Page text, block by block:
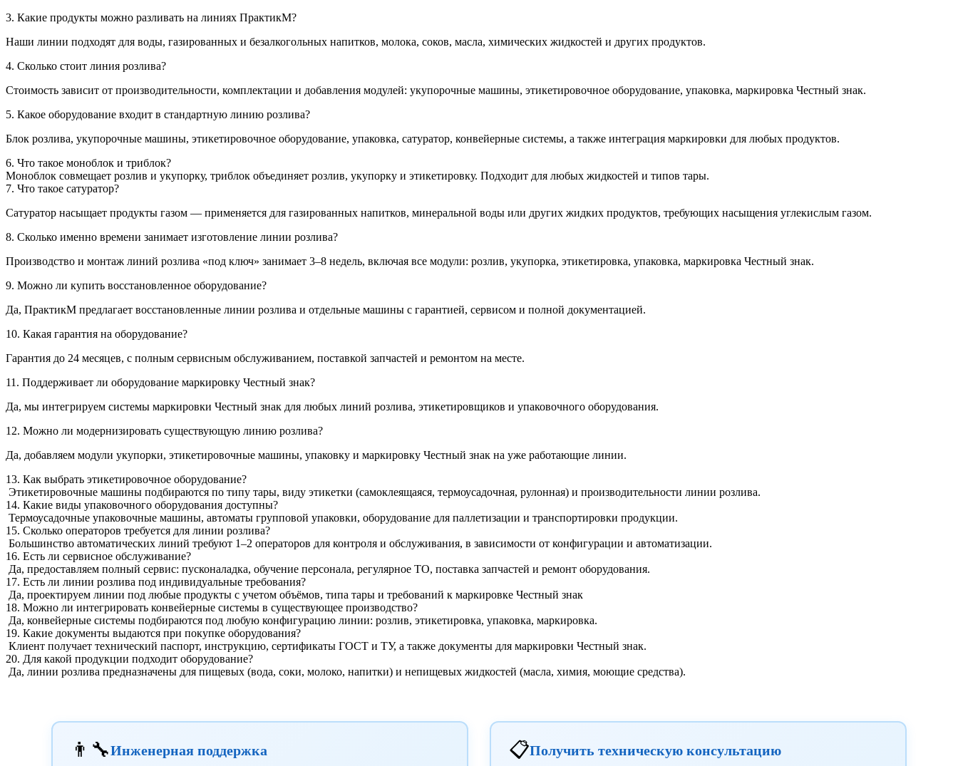
3. Какие продукты можно разливать на линиях ПрактикМ?
Наши линии подходят для воды, газированных и безалкогольных напитков, молока, соков, масла, химических жидкостей и других продуктов.
4. Сколько стоит линия розлива?
Стоимость зависит от производительности, комплектации и добавления модулей: укупорочные машины, этикетировочное оборудование, упаковка, маркировка Честный знак.
5. Какое оборудование входит в стандартную линию розлива?
Блок розлива, укупорочные машины, этикетировочное оборудование, упаковка, сатуратор, конвейерные системы, а также интеграция маркировки для любых продуктов.
6. Что такое моноблок и триблок?
Моноблок совмещает розлив и укупорку, триблок объединяет розлив, укупорку и этикетировку. Подходит для любых жидкостей и типов тары.
7. Что такое сатуратор?
Сатуратор насыщает продукты газом — применяется для газированных напитков, минеральной воды или других жидких продуктов, требующих насыщения углекислым газом.
8. Сколько именно времени занимает изготовление линии розлива?
Производство и монтаж линий розлива «под ключ» занимает 3–8 недель, включая все модули: розлив, укупорка, этикетировка, упаковка, маркировка Честный знак.
9. Можно ли купить восстановленное оборудование?
Да, ПрактикМ предлагает восстановленные линии розлива и отдельные машины с гарантией, сервисом и полной документацией.
10. Какая гарантия на оборудование?
Гарантия до 24 месяцев, с полным сервисным обслуживанием, поставкой запчастей и ремонтом на месте.
11. Поддерживает ли оборудование маркировку Честный знак?
Да, мы интегрируем системы маркировки Честный знак для любых линий розлива, этикетировщиков и упаковочного оборудования.
12. Можно ли модернизировать существующую линию розлива?
Да, добавляем модули укупорки, этикетировочные машины, упаковку и маркировку Честный знак на уже работающие линии.
13. Как выбрать этикетировочное оборудование?
Этикетировочные машины подбираются по типу тары, виду этикетки (самоклеящаяся, термоусадочная, рулонная) и производительности линии розлива.
14. Какие виды упаковочного оборудования доступны?
Термоусадочные упаковочные машины, автоматы групповой упаковки, оборудование для паллетизации и транспортировки продукции.
15. Сколько операторов требуется для линии розлива?
Большинство автоматических линий требуют 1–2 операторов для контроля и обслуживания, в зависимости от конфигурации и автоматизации.
16. Есть ли сервисное обслуживание?
Да, предоставляем полный сервис: пусконаладка, обучение персонала, регулярное ТО, поставка запчастей и ремонт оборудования.
17. Есть ли линии розлива под индивидуальные требования?
Да, проектируем линии под любые продукты с учетом объёмов, типа тары и требований к маркировке Честный знак
18. Можно ли интегрировать конвейерные системы в существующее производство?
Да, конвейерные системы подбираются под любую конфигурацию линии: розлив, этикетировка, упаковка, маркировка.
19. Какие документы выдаются при покупке оборудования?
Клиент получает технический паспорт, инструкцию, сертификаты ГОСТ и ТУ, а также документы для маркировки Честный знак.
20. Для какой продукции подходит оборудование?
Да, линии розлива предназначены для пищевых (вода, соки, молоко, напитки) и непищевых жидкостей (масла, химия, моющие средства).
👨‍🔧Инженерная поддержка 📋Получить техническую консультацию